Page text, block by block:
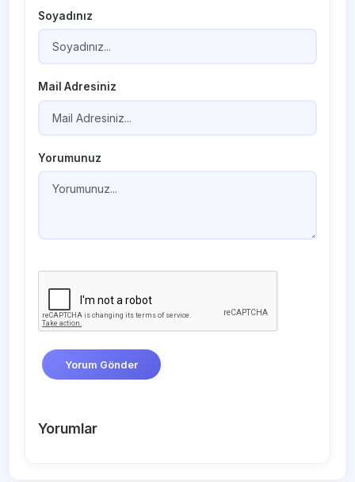
Soyadınız
Mail Adresiniz
Yorumunuz
Yorum Gönder
Yorumlar